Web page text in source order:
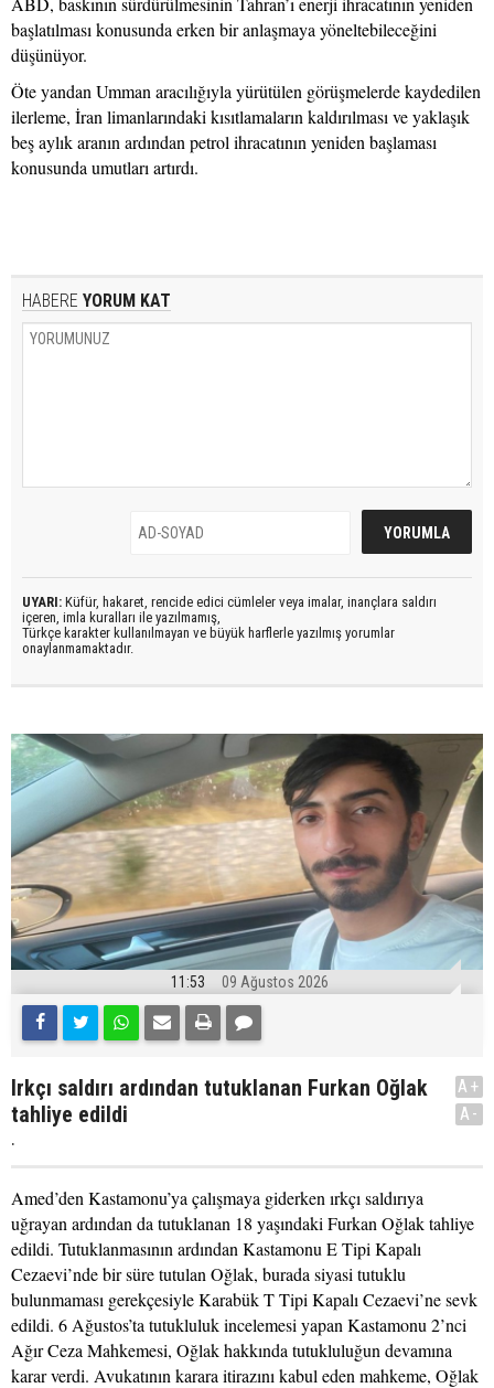
başlatılması konusunda erken bir anlaşmaya yöneltebileceğini
düşünüyor.
Öte yandan Umman aracılığıyla yürütülen görüşmelerde kaydedilen
ilerleme, İran limanlarındaki kısıtlamaların kaldırılması ve yaklaşık
beş aylık aranın ardından petrol ihracatının yeniden başlaması
konusunda umutları artırdı.
HABERE YORUM KAT
UYARI: Küfür, hakaret, rencide edici cümleler veya imalar, inançlara saldırı
içeren, imla kuralları ile yazılmamış,
Türkçe karakter kullanılmayan ve büyük harflerle yazılmış yorumlar
onaylanmamaktadır.
11:53 09 Ağustos 2026
Irkçı saldırı ardından tutuklanan Furkan Oğlak
tahliye edildi
.
A+
A-
Amed’den Kastamonu’ya çalışmaya giderken ırkçı saldırıya
uğrayan ardından da tutuklanan 18 yaşındaki Furkan Oğlak tahliye
edildi. Tutuklanmasının ardından Kastamonu E Tipi Kapalı
Cezaevi’nde bir süre tutulan Oğlak, burada siyasi tutuklu
bulunmaması gerekçesiyle Karabük T Tipi Kapalı Cezaevi’ne sevk
edildi. 6 Ağustos’ta tutukluluk incelemesi yapan Kastamonu 2’nci
Ağır Ceza Mahkemesi, Oğlak hakkında tutukluluğun devamına
karar verdi. Avukatının karara itirazını kabul eden mahkeme, Oğlak